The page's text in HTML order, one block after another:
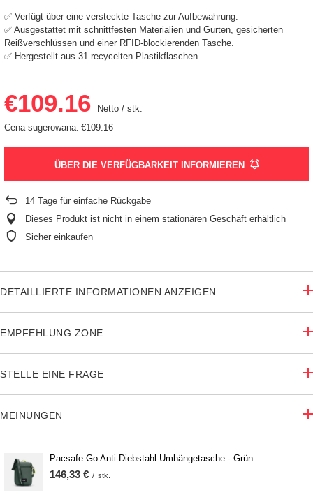
✅ Verfügt über eine versteckte Tasche zur Aufbewahrung.
✅ Ausgestattet mit schnittfesten Materialien und Gurten, gesicherten
Reißverschlüssen und einer RFID-blockierenden Tasche.
✅ Hergestellt aus 31 recycelten Plastikflaschen.
€109.16 Netto / stk.
Cena sugerowana: €109.16
ÜBER DIE VERFÜGBARKEIT INFORMIEREN
14 Tage für einfache Rückgabe
Dieses Produkt ist nicht in einem stationären Geschäft erhältlich
Sicher einkaufen
DETAILLIERTE INFORMATIONEN ANZEIGEN
EMPFEHLUNG ZONE
STELLE EINE FRAGE
MEINUNGEN
Pacsafe Go Anti-Diebstahl-Umhängetasche - Grün
146,33 € / stk.